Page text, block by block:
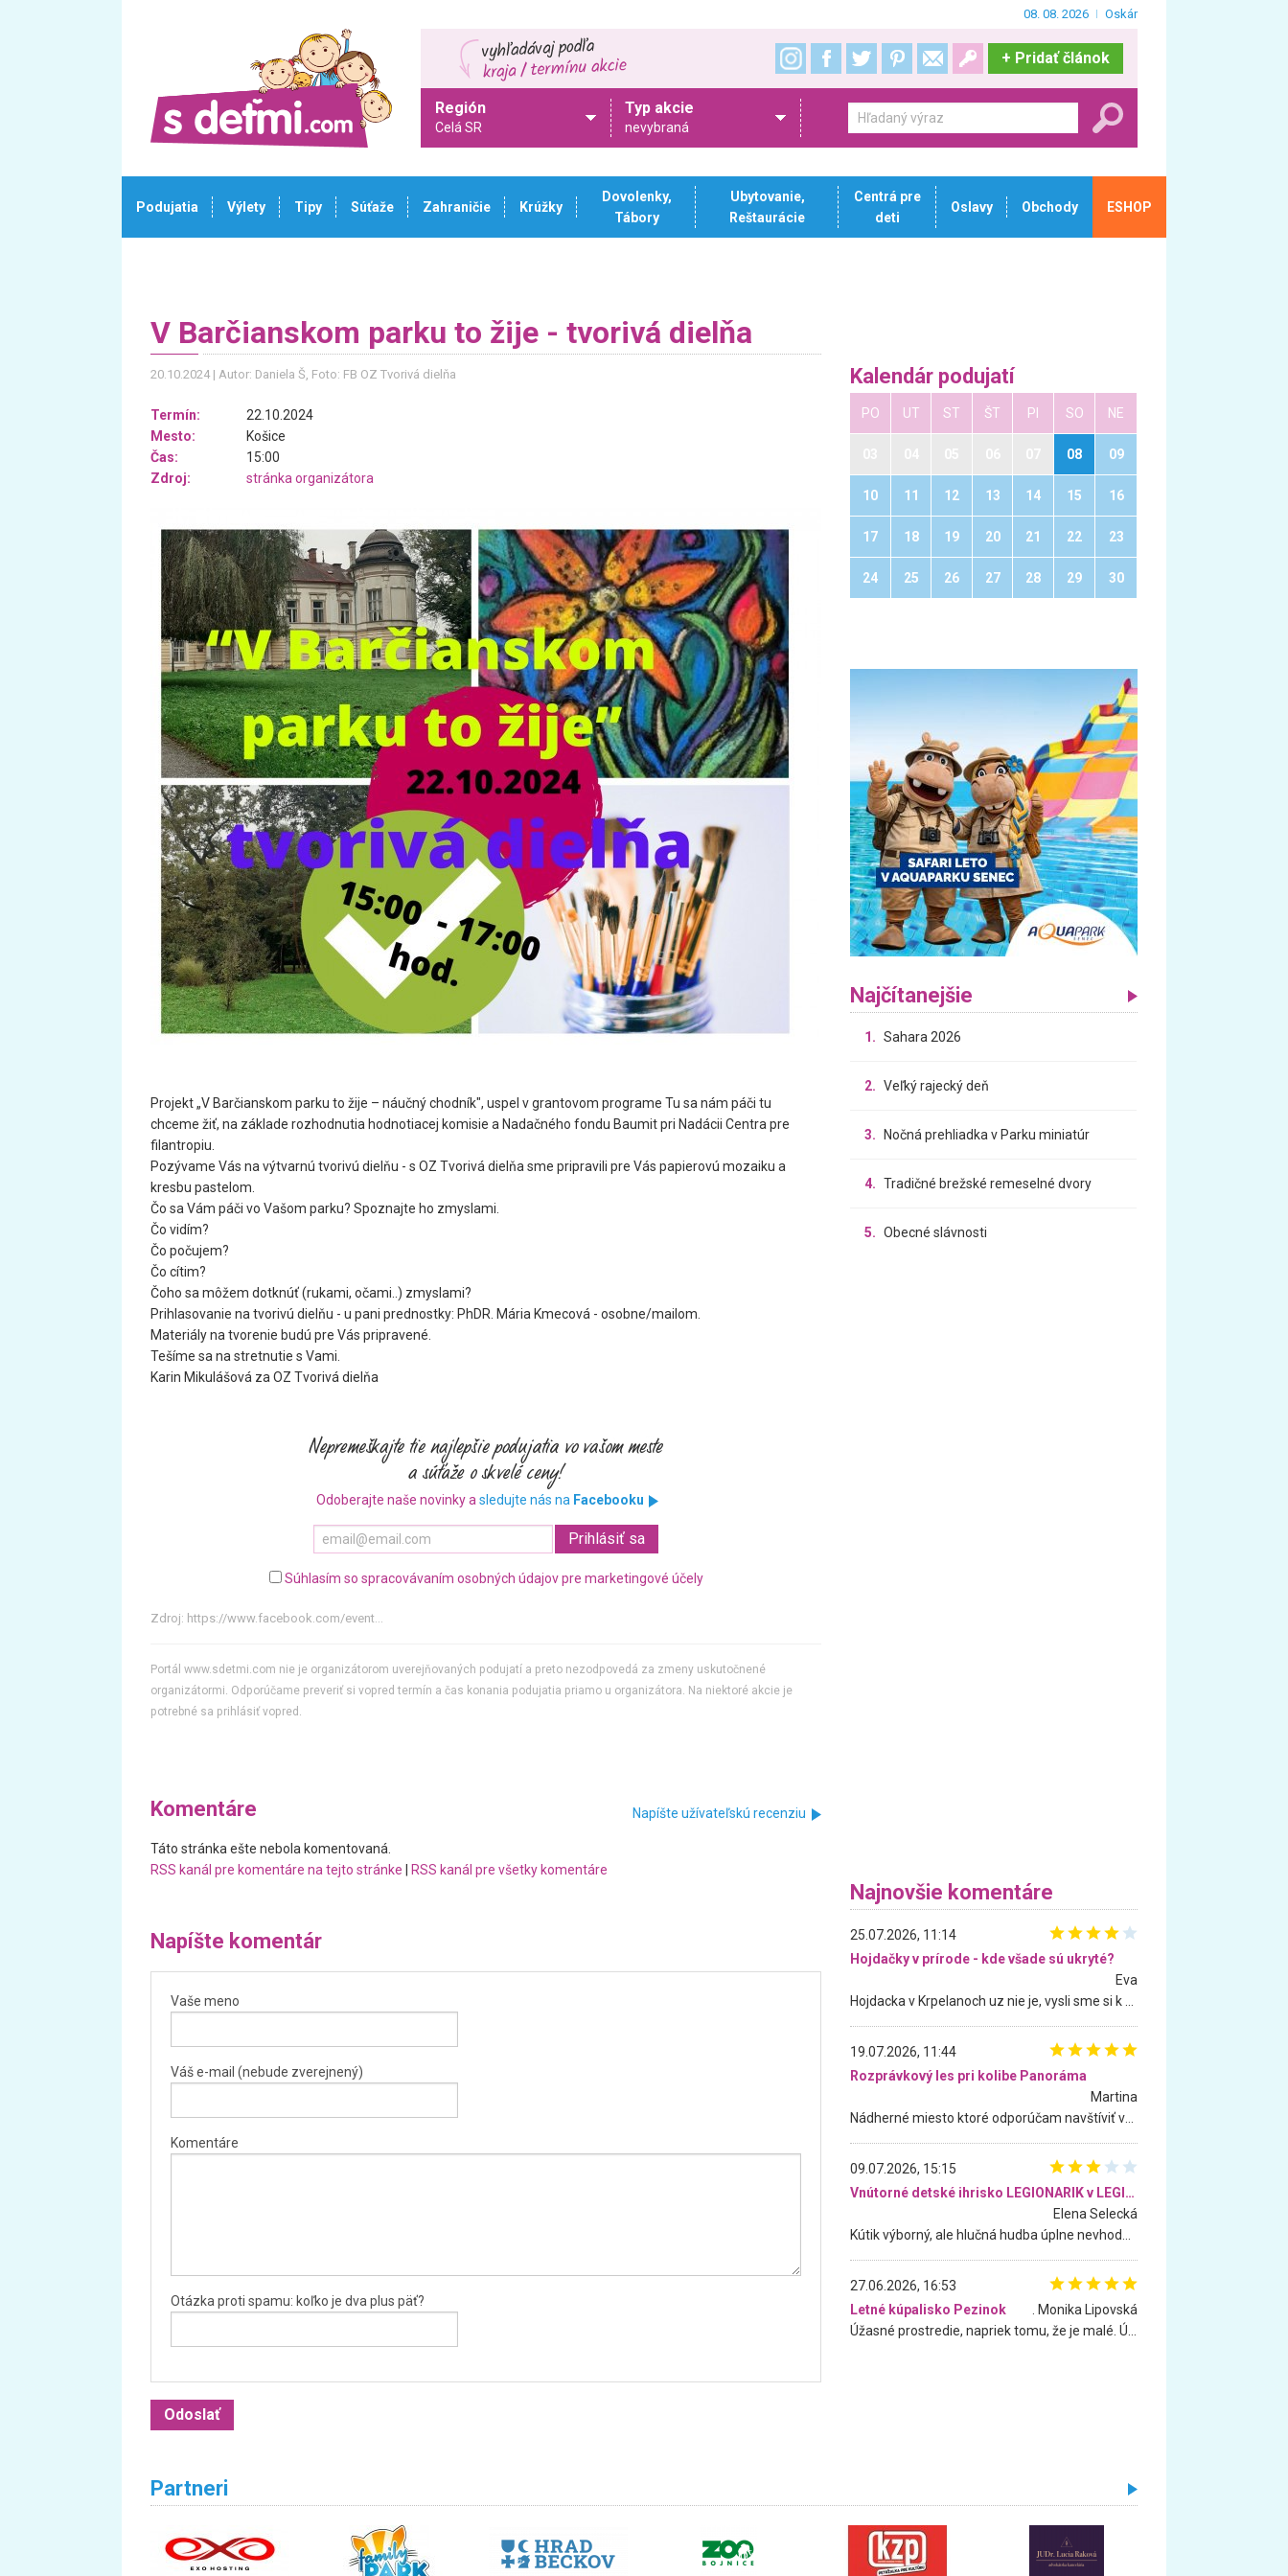
08. 08. 2026 Oskár
+ Pridať článok
Región
Celá SR
Typ akcie
nevybraná
Podujatia Výlety Tipy Súťaže Zahraničie Krúžky
Dovolenky,
Tábory
Ubytovanie,
Reštaurácie
Centrá pre
deti
Oslavy Obchody ESHOP
V Barčianskom parku to žije - tvorivá dielňa
20.10.2024 Autor: Daniela Š, Foto: FB OZ Tvorivá dielňa
Termín:
22.10.2024
Mesto:
Košice
Čas:
15:00
Zdroj:
stránka organizátora
Projekt „V Barčianskom parku to žije – náučný chodník", uspel v grantovom programe Tu sa nám páči tu
chceme žiť, na základe rozhodnutia hodnotiacej komisie a Nadačného fondu Baumit pri Nadácii Centra pre
filantropiu.
Pozývame Vás na výtvarnú tvorivú dielňu - s OZ Tvorivá dielňa sme pripravili pre Vás papierovú mozaiku a
kresbu pastelom.
Čo sa Vám páči vo Vašom parku? Spoznajte ho zmyslami.
Čo vidím?
Čo počujem?
Čo cítim?
Čoho sa môžem dotknúť (rukami, očami..) zmyslami?
Prihlasovanie na tvorivú dielňu - u pani prednostky: PhDR. Mária Kmecová - osobne/mailom.
Materiály na tvorenie budú pre Vás pripravené.
Tešíme sa na stretnutie s Vami.
Karin Mikulášová za OZ Tvorivá dielňa
Odoberajte naše novinky a sledujte nás na Facebooku
Súhlasím so spracovávaním osobných údajov pre marketingové účely
Zdroj: https://www.facebook.com/event...
Portál www.sdetmi.com nie je organizátorom uverejňovaných podujatí a preto nezodpovedá za zmeny uskutočnené
organizátormi. Odporúčame preveriť si vopred termín a čas konania podujatia priamo u organizátora. Na niektoré akcie je
potrebné sa prihlásiť vopred.
Komentáre Napíšte užívateľskú recenziu
Táto stránka ešte nebola komentovaná.
RSS kanál pre komentáre na tejto stránke
RSS kanál pre všetky komentáre
Napíšte komentár
Vaše meno
Váš e-mail (nebude zverejnený)
Komentáre
Otázka proti spamu: koľko je dva plus päť?
Kalendár podujatí
PO UT ST ŠT PI SO NE
08 09
10 11 12 13 14 15 16
17 18 19 20 21 22 23
24 25 26 27 28 29 30
Najčítanejšie
1. Sahara 2026
2. Veľký rajecký deň
3. Nočná prehliadka v Parku miniatúr
4. Tradičné brežské remeselné dvory
5. Obecné slávnosti
Najnovšie komentáre
25.07.2026, 11:14
Hojdačky v prírode - kde všade sú ukryté?
Eva
19.07.2026, 11:44
Rozprávkový les pri kolibe Panoráma
Martina
09.07.2026, 15:15
Vnútorné detské ihrisko LEGIONARIK v LEGIA Fitness
Elena Selecká
27.06.2026, 16:53
Letné kúpalisko Pezinok
. Monika Lipovská
Partneri